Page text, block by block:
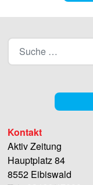
Kontakt
Aktiv Zeitung
Hauptplatz 84
8552 Eibiswald